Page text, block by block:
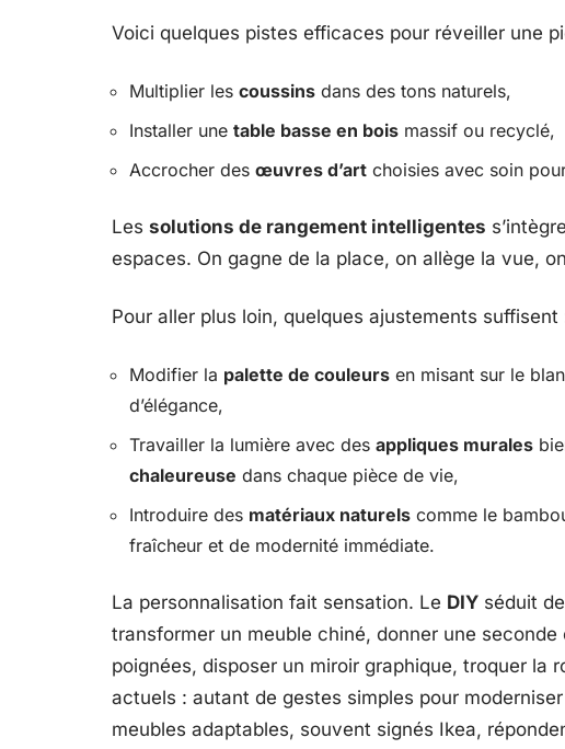
Voici quelques pistes efficaces pour réveiller une
Multiplier les coussins dans des tons naturels,
Installer une table basse en bois massif ou recyclé,
Accrocher des œuvres d’art choisies avec soin
Les solutions de rangement intelligentes
espaces. On gagne de la place, on allège la vue,
Pour aller plus loin, quelques ajustements suffisent
Modifier la palette de couleurs en misant sur le
d’élégance,
Travailler la lumière avec des appliques murales
chaleureuse dans chaque pièce de vie,
Introduire des matériaux naturels comme le
fraîcheur et de modernité immédiate.
La personnalisation fait sensation. Le DIY séduit
transformer un meuble chiné, donner une
poignées, disposer un miroir graphique, troquer la
actuels : autant de gestes simples pour
meubles adaptables, souvent signés Ikea,